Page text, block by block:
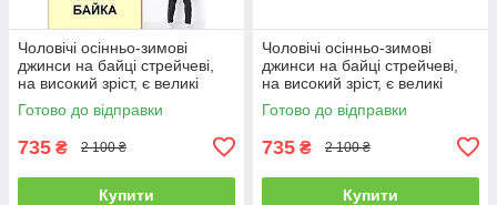
Чоловічі осінньо-зимові
джинси на байці стрейчеві,
на високий зріст, є великі
розміри VINGVGS, Туреччина
Готово до відправки
735 ₴ 2 100 ₴
Купити
Чоловічі осінньо-зимові
джинси на байці стрейчеві,
на високий зріст, є великі
розміри VINGVGS, Туреччина
Готово до відправки
735 ₴ 2 100 ₴
Купити